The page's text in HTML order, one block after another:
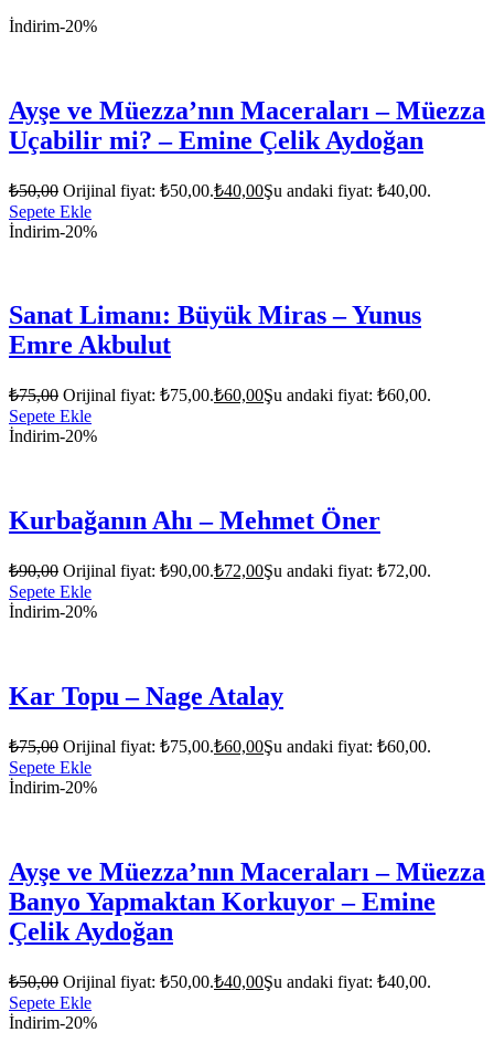
İndirim-20%
Ayşe ve Müezza’nın Maceraları – Müezza
Uçabilir mi? – Emine Çelik Aydoğan
₺50,00 Orijinal fiyat: ₺50,00.₺40,00Şu andaki fiyat: ₺40,00.
Sepete Ekle
İndirim-20%
Sanat Limanı: Büyük Miras – Yunus
Emre Akbulut
₺75,00 Orijinal fiyat: ₺75,00.₺60,00Şu andaki fiyat: ₺60,00.
Sepete Ekle
İndirim-20%
Kurbağanın Ahı – Mehmet Öner
₺90,00 Orijinal fiyat: ₺90,00.₺72,00Şu andaki fiyat: ₺72,00.
Sepete Ekle
İndirim-20%
Kar Topu – Nage Atalay
₺75,00 Orijinal fiyat: ₺75,00.₺60,00Şu andaki fiyat: ₺60,00.
Sepete Ekle
İndirim-20%
Ayşe ve Müezza’nın Maceraları – Müezza
Banyo Yapmaktan Korkuyor – Emine
Çelik Aydoğan
₺50,00 Orijinal fiyat: ₺50,00.₺40,00Şu andaki fiyat: ₺40,00.
Sepete Ekle
İndirim-20%